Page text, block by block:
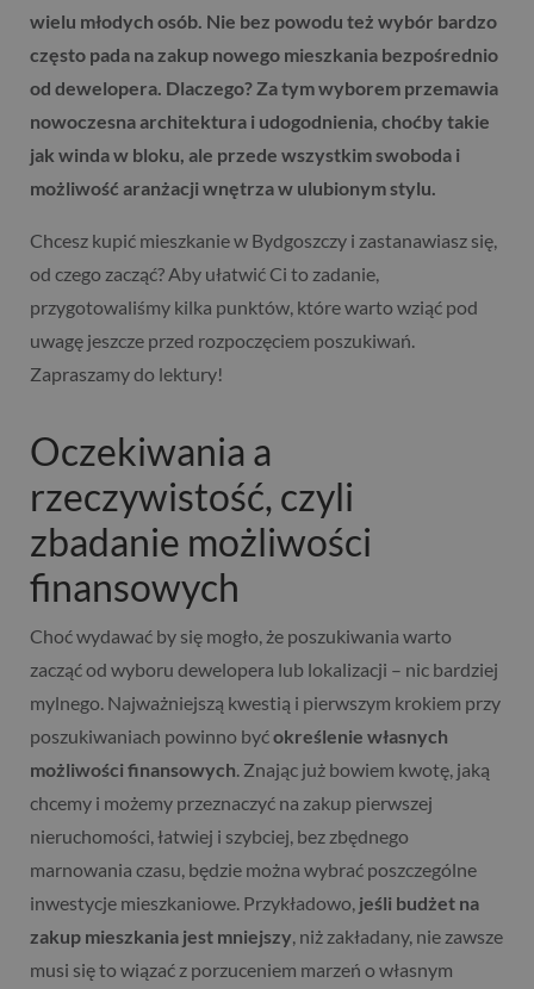
wielu młodych osób. Nie bez powodu też wybór bardzo
często pada na zakup nowego mieszkania bezpośrednio
od dewelopera. Dlaczego? Za tym wyborem przemawia
nowoczesna architektura i udogodnienia, choćby takie
jak winda w bloku, ale przede wszystkim swoboda i
możliwość aranżacji wnętrza w ulubionym stylu.
Chcesz kupić mieszkanie w Bydgoszczy i zastanawiasz się,
od czego zacząć? Aby ułatwić Ci to zadanie,
przygotowaliśmy kilka punktów, które warto wziąć pod
uwagę jeszcze przed rozpoczęciem poszukiwań.
Zapraszamy do lektury!
Oczekiwania a
rzeczywistość, czyli
zbadanie możliwości
finansowych
Choć wydawać by się mogło, że poszukiwania warto
zacząć od wyboru dewelopera lub lokalizacji – nic bardziej
mylnego. Najważniejszą kwestią i pierwszym krokiem przy
poszukiwaniach powinno byćokreślenie własnych
możliwości finansowych. Znając już bowiem kwotę, jaką
chcemy i możemy przeznaczyć na zakup pierwszej
nieruchomości, łatwiej i szybciej, bez zbędnego
marnowania czasu, będzie można wybrać poszczególne
inwestycje mieszkaniowe. Przykładowo, jeśli budżet na
zakup mieszkania jest mniejszy, niż zakładany, nie zawsze
musi się to wiązać z porzuceniem marzeń o własnym